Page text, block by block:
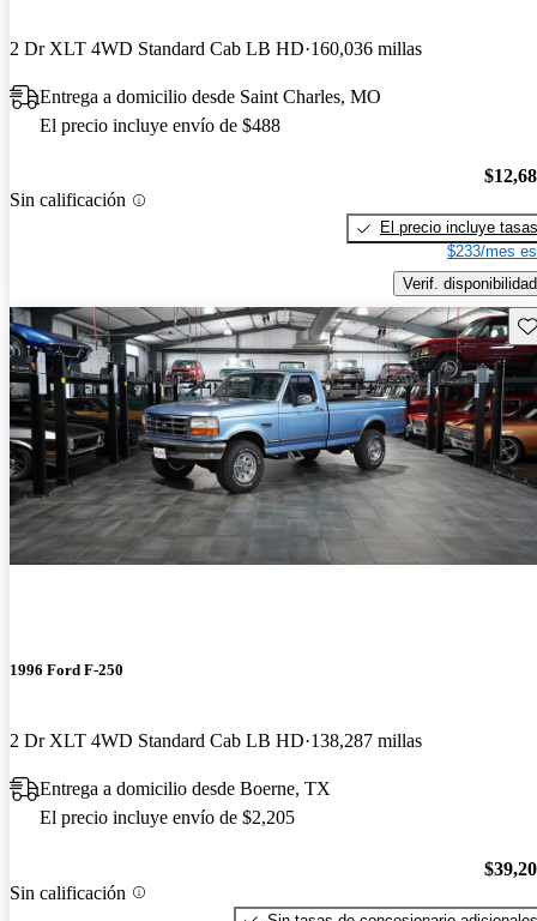
2 Dr XLT 4WD Standard Cab LB HD 160,036 millas
Entrega a domicilio desde Saint Charles, MO
El precio incluye envío de $488
Sin calificación
El precio incluye tasas
$233/mes
Verif. disponibilidad
1996 Ford F-250
2 Dr XLT 4WD Standard Cab LB HD 138,287 millas
Entrega a domicilio desde Boerne, TX
El precio incluye envío de $2,205
Sin calificación